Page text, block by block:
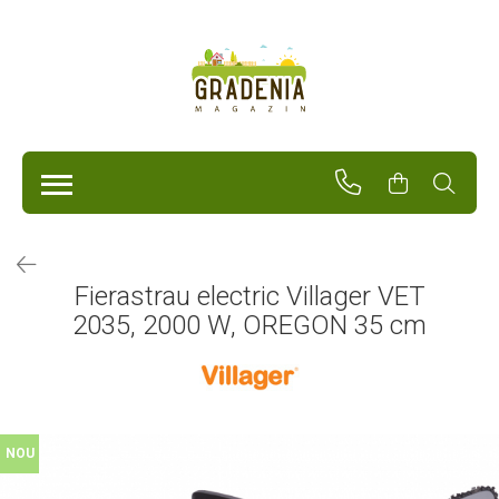
Tractorașe de cosit iarba
Masini de tuns iarba
Roabe
Pompe de apă
Hidrofoare
Trimmere
Fierastraie telescopice
Fierastrau electric Villager VET
2035, 2000 W, OREGON 35 cm
NOU